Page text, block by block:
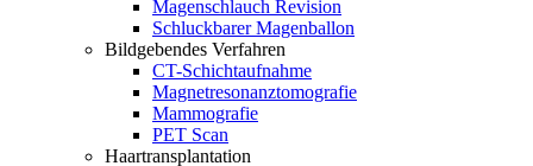
Magenschlauch Revision
Schluckbarer Magenballon
Bildgebendes Verfahren
CT-Schichtaufnahme
Magnetresonanztomografie
Mammografie
PET Scan
Haartransplantation